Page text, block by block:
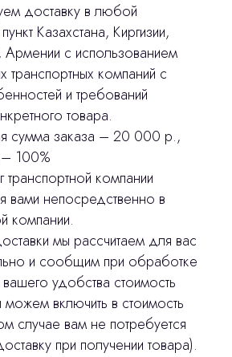
доставку в любой
Казахстана, Киргизии,
Армении с использованием
транспортных компаний с
и требований
товара.
сумма заказа – 20 000 р.,
100%
транспортной компании
вами непосредственно в
компании.
мы рассчитаем для вас
и сообщим при обработке
удобства стоимость
включить в стоимость
случае вам не потребуется
при получении товара).